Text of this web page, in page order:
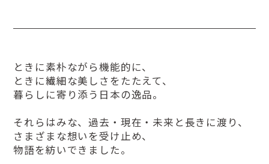
ときに素朴ながら機能的に、
ときに繊細な美しさをたたえて、
暮らしに寄り添う日本の逸品。
それらはみな、過去・現在・未来と長きに渡り、
さまざまな想いを受け止め、
物語を紡いできました。